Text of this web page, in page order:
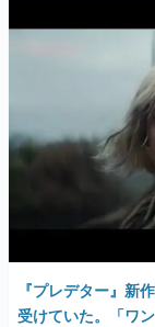
解
『
一先
な
ゲー
具
です
の起
イニ
『プレデター』新
受けていた。「ワ